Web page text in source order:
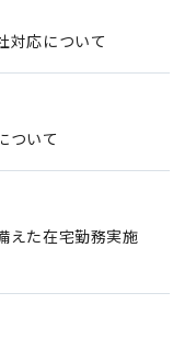
対応について
ついて
えた在宅勤務実施